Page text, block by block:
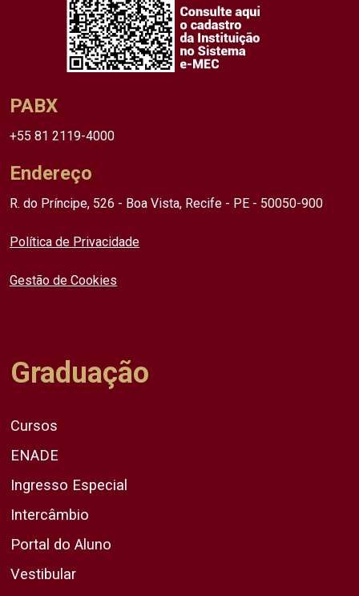
PABX
+55 81 2119-4000
Endereço
R. do Príncipe, 526 - Boa Vista, Recife - PE - 50050-900
Política de Privacidade
Gestão de Cookies
Graduação
Cursos
ENADE
Ingresso Especial
Intercâmbio
Portal do Aluno
Vestibular